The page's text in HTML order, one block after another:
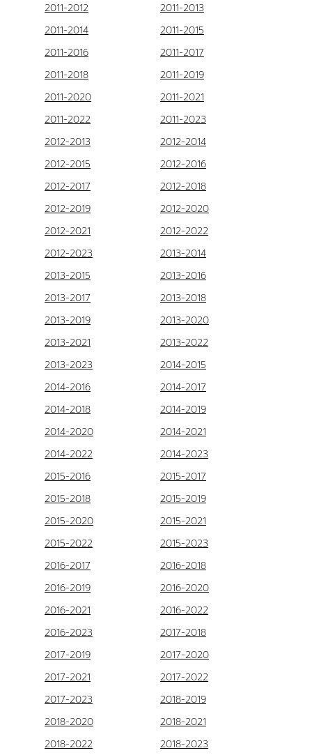
2011-2012
2011-2013
2011-2014
2011-2015
2011-2016
2011-2017
2011-2018
2011-2019
2011-2020
2011-2021
2011-2022
2011-2023
2012-2013
2012-2014
2012-2015
2012-2016
2012-2017
2012-2018
2012-2019
2012-2020
2012-2021
2012-2022
2012-2023
2013-2014
2013-2015
2013-2016
2013-2017
2013-2018
2013-2019
2013-2020
2013-2021
2013-2022
2013-2023
2014-2015
2014-2016
2014-2017
2014-2018
2014-2019
2014-2020
2014-2021
2014-2022
2014-2023
2015-2016
2015-2017
2015-2018
2015-2019
2015-2020
2015-2021
2015-2022
2015-2023
2016-2017
2016-2018
2016-2019
2016-2020
2016-2021
2016-2022
2016-2023
2017-2018
2017-2019
2017-2020
2017-2021
2017-2022
2017-2023
2018-2019
2018-2020
2018-2021
2018-2022
2018-2023